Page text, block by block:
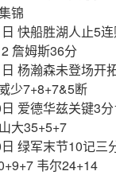
锦
快船胜湖人止5
詹姆斯36分
杨瀚森未登场开
少7+8+7&5断
爱德华兹关键3
大35+5+7
绿军末节10记三
韦尔24+14